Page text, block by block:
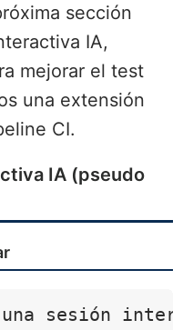
sección
IA,
mejorar el test
una extensión
CI.
IA (pseudo
sesión